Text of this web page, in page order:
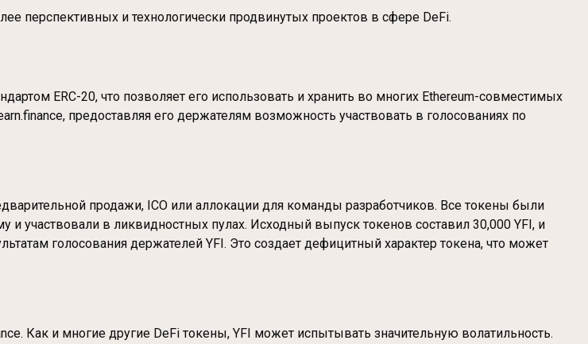
перспективных и технологически продвинутых проектов в сфере DeFi.
ERC-20, что позволяет его использовать и хранить во многих Ethereum-совместимых
предоставляя его держателям возможность участвовать в голосованиях по
продажи, ICO или аллокации для команды разработчиков. Все токены были
участвовали в ликвидностных пулах. Исходный выпуск токенов составил 30,000 YFI, и
голосования держателей YFI. Это создает дефицитный характер токена, что может
Как и многие другие DeFi токены, YFI может испытывать значительную волатильность.